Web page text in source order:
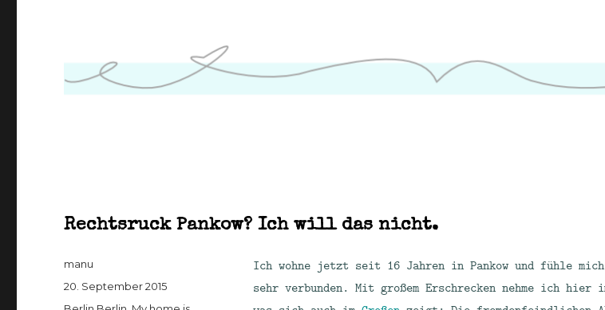
Rechtsruck Pankow? Ich will das nicht.
Ich wohne jetzt seit 16 Jahren in Pankow und fühle
sehr verbunden. Mit großem Erschrecken nehme ich hier
Autor
manu
Veröffentlicht
20. September 2015